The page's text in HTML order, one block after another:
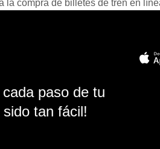
la compra de billetes de tren en
paso de tu
tan fácil!